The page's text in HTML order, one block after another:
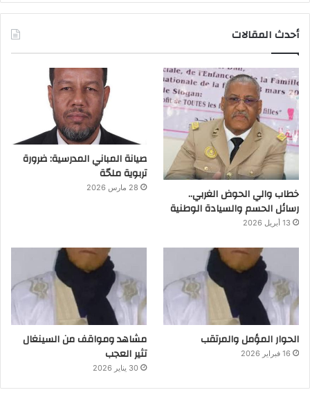
أحدث المقالات
خطاب والي الحوض الغربي..
رسائل الحسم والسيادة الوطنية
13 أبريل 2026
صيانة المباني المدرسية: ضرورة
تربوية ملحّة
28 مارس 2026
الحوار المؤمل والمرتقب
16 فبراير 2026
مشاهد ومواقف من السينغال
تثير العجب
30 يناير 2026